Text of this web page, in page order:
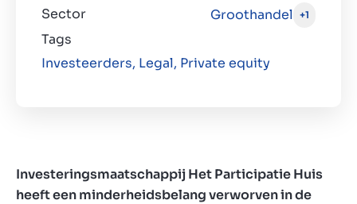
Sector
Groothandel +1
Tags
Investeerders, Legal, Private equity
Investeringsmaatschappij Het Participatie Huis
heeft een minderheidsbelang verworven in de